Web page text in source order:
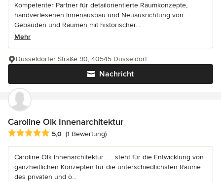
Kompetenter Partner für detailorientierte Raumkonzepte,
handverlesenen Innenausbau und Neuausrichtung von
Gebäuden und Räumen mit historischer...
Mehr
Nachricht
Düsseldorfer Straße 90, 40545 Düsseldorf
Caroline Olk Innenarchitektur
Durchschnittliche Bewertung: 5 von 5 Sternen
5,0 (1 Bewertung)
Caroline Olk Innenarchitektur… …steht für die Entwicklung von
ganzheitlichen Konzepten für die unterschiedlichsten Räume
des privaten und ö...